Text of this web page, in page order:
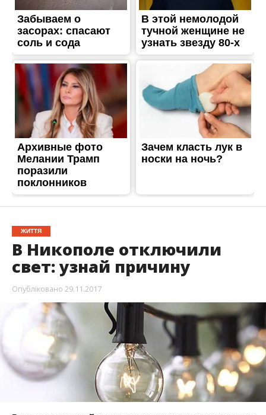
ЖИТТЯ
В Никополе отключили
свет: узнай причину
Опубліковано29.11.2017
В связи с аварийным отключением отсутствует
напряжение на улицах Никополя. Оперативно-
выездная бригада направлена для выяснения
и устранения причины.
Об этомИнформатору
сообщили в ДТЭК
Днепрооблэнерго. Сколько потребуется времени
для ликвидации неисправности неизвестно.